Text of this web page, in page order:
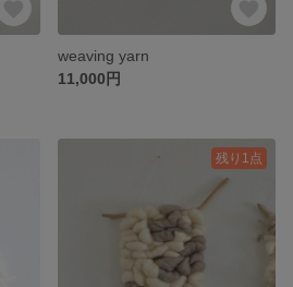
weaving yarn
11,000円
残り1点